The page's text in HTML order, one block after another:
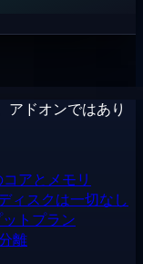
アドオンではあり
アとメモリ
ィスクは一切なし
トプラン
離